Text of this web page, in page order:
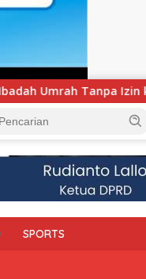
UNIMEN
SPORTS